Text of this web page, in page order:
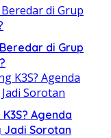
di Grup
Agenda
Jadi Sorotan